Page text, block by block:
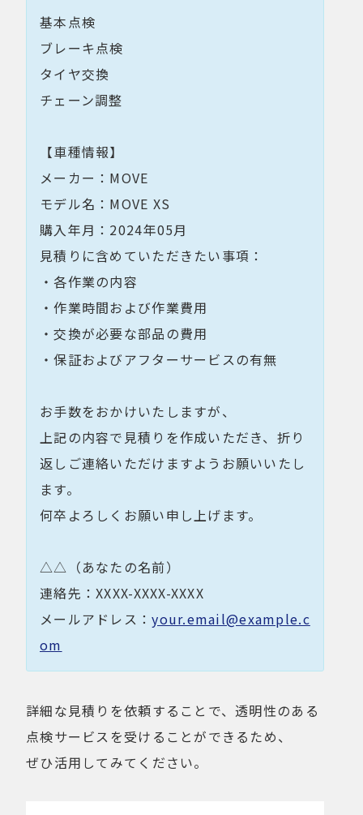
基本点検
ブレーキ点検
タイヤ交換
チェーン調整
【車種情報】
メーカー：MOVE
モデル名：MOVE XS
購入年月：2024年05月
見積りに含めていただきたい事項：
・各作業の内容
・作業時間および作業費用
・交換が必要な部品の費用
・保証およびアフターサービスの有無
お手数をおかけいたしますが、
上記の内容で見積りを作成いただき、折り
返しご連絡いただけますようお願いいたし
ます。
何卒よろしくお願い申し上げます。
△△（あなたの名前）
連絡先：XXXX-XXXX-XXXX
メールアドレス：your.email@example.c
om
詳細な見積りを依頼することで、透明性のある
点検サービスを受けることができるため、
ぜひ活用してみてください。